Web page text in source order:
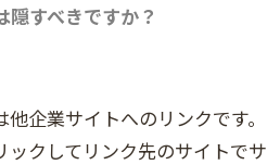
隠すべきですか？
企業サイトへのリンクです。
ックしてリンク先のサイトでサ